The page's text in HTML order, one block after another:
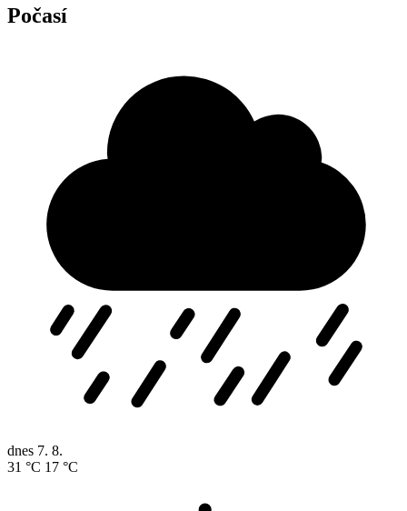
Počasí
dnes 7. 8.
31 °C 17 °C